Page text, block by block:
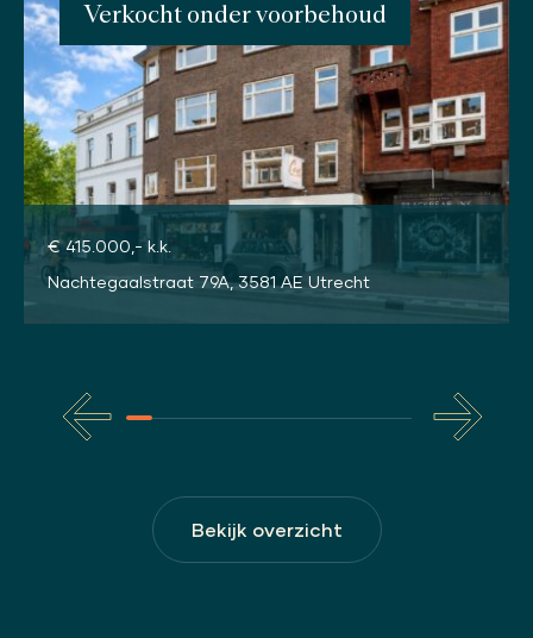
Verkocht onder voorbehoud
€ 415.000,- k.k.
Nachtegaalstraat 79A, 3581 AE Utrecht
Bekijk overzicht